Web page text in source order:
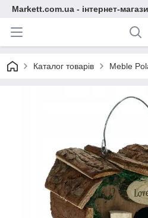
Markett.com.ua - інтернет-
Каталог товарів Meble